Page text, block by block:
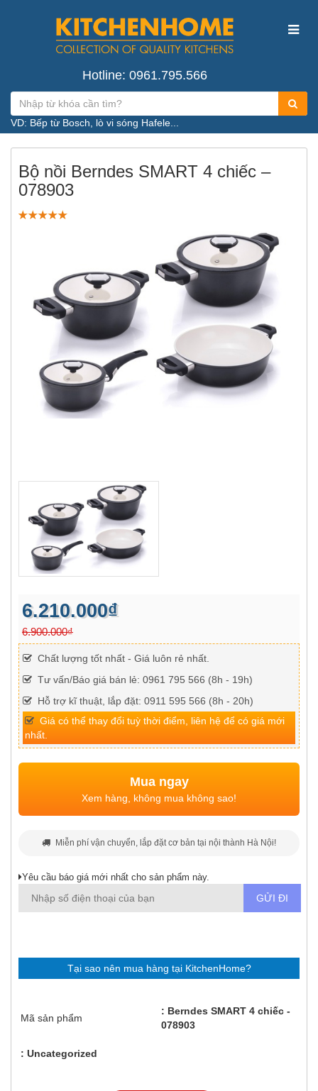
Hotline: 0961.795.566
VD: Bếp từ Bosch, lò vi sóng Hafele...
Bộ nồi Berndes SMART 4 chiếc –
078903
6.210.000₫
6.900.000₫
Chất lượng tốt nhất - Giá luôn rẻ nhất.
Tư vấn/Báo giá bán lẻ: 0961 795 566 (8h - 19h)
Hỗ trợ kĩ thuật, lắp đặt: 0911 595 566 (8h - 20h)
Giá có thể thay đổi tuỳ thời điểm, liên hệ để có giá mới
nhất.
Mua ngay
Xem hàng, không mua không sao!
Miễn phí vận chuyển, lắp đặt cơ bản tại nội thành Hà Nội!
Yêu cầu báo giá mới nhất cho sản phẩm này.
Tại sao nên mua hàng tại KitchenHome?
Mã sản phẩm
Berndes SMART 4 chiếc -
078903
Uncategorized